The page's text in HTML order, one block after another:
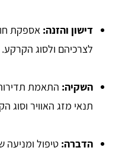
דישון והזנה: אספקת
לצרכיהם ולסוג הקרקע.
השקיה: התאמת
תנאי מזג האוויר וסוג
הדברה: טיפול ומניעה